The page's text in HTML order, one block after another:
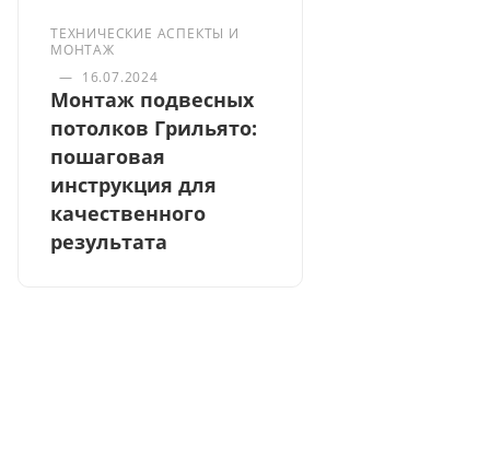
ТЕХНИЧЕСКИЕ АСПЕКТЫ И
МОНТАЖ
— 16.07.2024
Монтаж подвесных
потолков Грильято:
пошаговая
инструкция для
качественного
результата